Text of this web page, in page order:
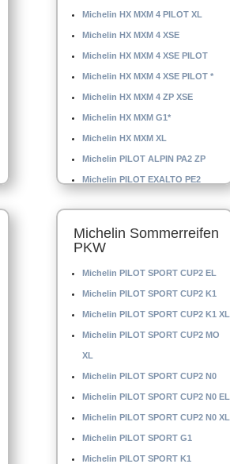
Michelin HX MXM 4 PILOT XL
Michelin HX MXM 4 XSE
Michelin HX MXM 4 XSE PILOT
Michelin HX MXM 4 XSE PILOT *
Michelin HX MXM 4 ZP XSE
Michelin HX MXM G1*
Michelin HX MXM XL
Michelin PILOT ALPIN PA2 ZP
Michelin PILOT EXALTO PE2
Michelin Sommerreifen
PKW
Michelin PILOT SPORT CUP2 EL
Michelin PILOT SPORT CUP2 K1
Michelin PILOT SPORT CUP2 K1 XL
Michelin PILOT SPORT CUP2 MO
XL
Michelin PILOT SPORT CUP2 N0
Michelin PILOT SPORT CUP2 N0 EL
Michelin PILOT SPORT CUP2 N0 XL
Michelin PILOT SPORT G1
Michelin PILOT SPORT K1